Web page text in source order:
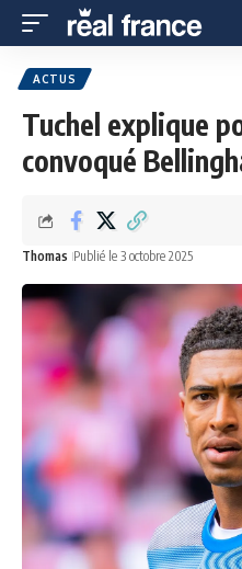
ACTUS
Tuchel explique
convoqué
Thomas Publié le 3 octobre 2025